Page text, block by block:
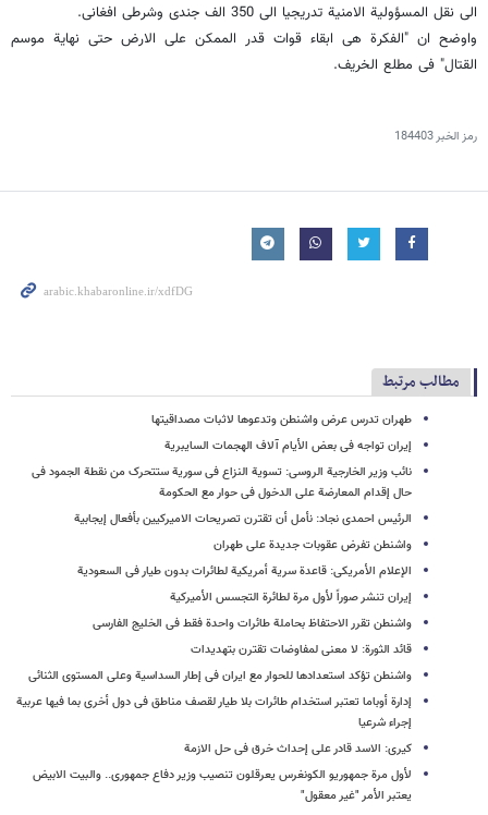
الى نقل المسؤولیة الامنیة تدریجیا الى 350 الف جندی وشرطی افغانی.
واوضح ان "الفکرة هی ابقاء قوات قدر الممکن على الارض حتى نهایة موسم
القتال" فی مطلع الخریف.
رمز الخبر184403
مطالب مرتبط
طهران تدرس عرض واشنطن وتدعوها لاثبات مصداقیتها
إیران تواجه فی بعض الأیام آلاف الهجمات السایبریة
نائب وزیر الخارجیة الروسی: تسویة النزاع فی سوریة ستتحرک من نقطة الجمود فی
حال إقدام المعارضة على الدخول فی حوار مع الحکومة
الرئیس احمدی نجاد: نأمل أن تقترن تصریحات الامیرکیین بأفعال إیجابیة
واشنطن تفرض عقوبات جدیدة على طهران
الإعلام الأمریکی: قاعدة سریة أمریکیة لطائرات بدون طیار فی السعودیة
إیران تنشر صوراً لأول مرة لطائرة التجسس الأمیرکیة
واشنطن تقرر الاحتفاظ بحاملة طائرات واحدة فقط فی الخلیج الفارسی
قائد الثورة: لا معنى لمفاوضات تقترن بتهدیدات
واشنطن تؤکد استعدادها للحوار مع ایران فی إطار السداسیة وعلى المستوى الثنائی
إدارة أوباما تعتبر استخدام طائرات بلا طیار لقصف مناطق فی دول أخرى بما فیها عربیة
إجراء شرعیا
کیری: الاسد قادر على إحداث خرق فی حل الازمة
لأول مرة جمهوریو الکونغرس یعرقلون تنصیب وزیر دفاع جمهوری.. والبیت الابیض
یعتبر الأمر "غیر معقول"